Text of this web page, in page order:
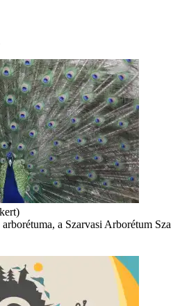
a Szarvasi Arborétum Sza